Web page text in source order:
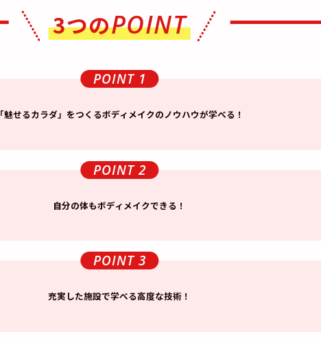
3つのPOINT
POINT 1
「魅せるカラダ」をつくるボディメイクのノウハウが学べる！
POINT 2
自分の体もボディメイクできる！
POINT 3
充実した施設で学べる高度な技術！